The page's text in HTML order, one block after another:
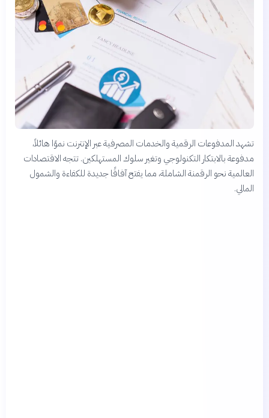
تشهد المدفوعات الرقمية والخدمات المصرفية عبر الإنترنت نموًا هائلاً،
مدفوعة بالابتكار التكنولوجي وتغير سلوك المستهلكين. تتجه الاقتصادات
العالمية نحو الرقمنة الشاملة، مما يفتح آفاقًا جديدة للكفاءة والشمول
المالي.